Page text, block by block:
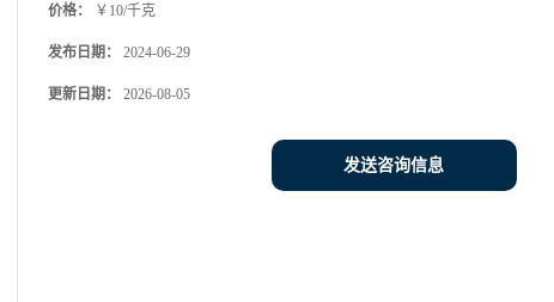
价格： ￥10/千克
发布日期： 2024-06-29
更新日期： 2026-08-05
发送咨询信息